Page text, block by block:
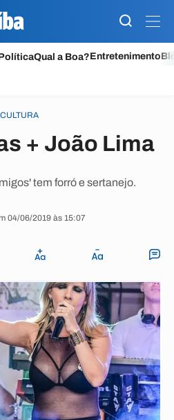
Qual a Boa?Entretenimento
CULTURA
+ João Lima
tem forró e sertanejo.
04/06/2019 às 15:07